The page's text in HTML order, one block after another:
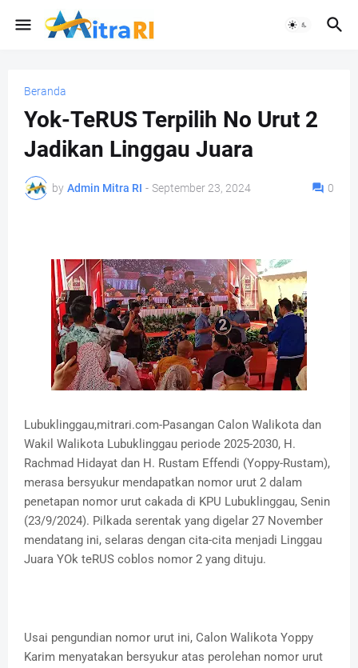
Beranda
Yok-TeRUS Terpilih No Urut 2
Jadikan Linggau Juara
by Admin Mitra RI - September 23, 2024 0
Lubuklinggau,mitrari.com-Pasangan Calon Walikota dan
Wakil Walikota Lubuklinggau periode 2025-2030, H.
Rachmad Hidayat dan H. Rustam Effendi (Yoppy-Rustam),
merasa bersyukur mendapatkan nomor urut 2 dalam
penetapan nomor urut cakada di KPU Lubuklinggau, Senin
(23/9/2024). Pilkada serentak yang digelar 27 November
mendatang ini, selaras dengan cita-cita menjadi Linggau
Juara YOk teRUS coblos nomor 2 yang dituju.
Usai pengundian nomor urut ini, Calon Walikota Yoppy
Karim menyatakan bersyukur atas perolehan nomor urut